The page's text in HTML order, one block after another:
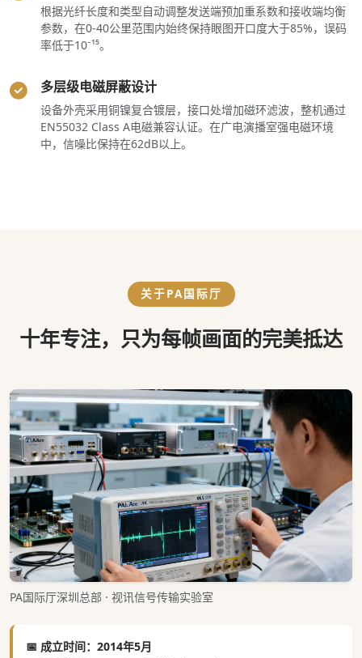
根据光纤长度和类型自动调整发送端预加重系数和接收端均衡
参数，在0-40公里范围内始终保持眼图开口度大于85%，误码
率低于10⁻¹⁵。
多层级电磁屏蔽设计
设备外壳采用铜镍复合镀层，接口处增加磁环滤波，整机通过
EN55032 Class A电磁兼容认证。在广电演播室强电磁环境
中，信噪比保持在62dB以上。
关于PA国际厅
十年专注，只为每帧画面的完美抵达
PA国际厅深圳总部 · 视讯信号传输实验室
📅 成立时间：2014年5月